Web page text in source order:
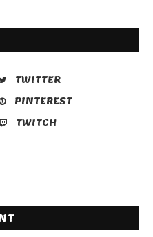
TWITTER
PINTEREST
TWITCH